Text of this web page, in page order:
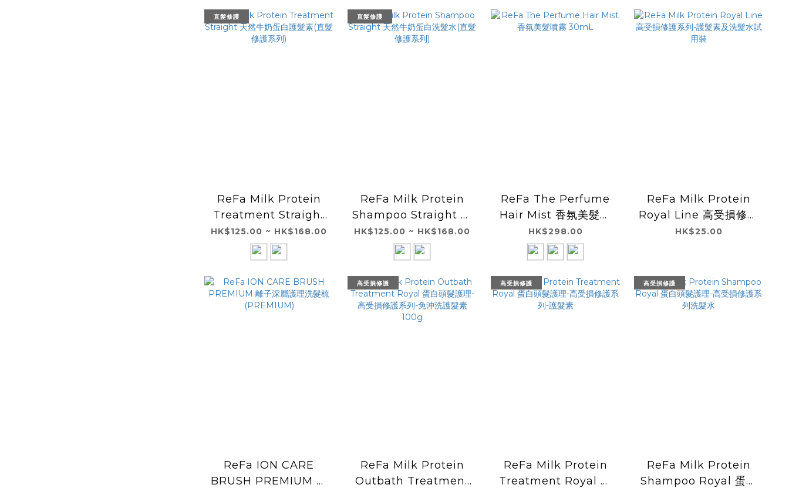
直髮修護
ReFa Milk Protein
Treatment Straight
天然牛奶蛋白護髮素(直
髮修護系列)
HK$125.00 ~ HK$168.00
直髮修護
ReFa Milk Protein
Shampoo Straight 天
然牛奶蛋白洗髮水(直髮
修護系列)
HK$125.00 ~ HK$168.00
ReFa The Perfume
Hair Mist 香氛美髮噴
霧 30mL
HK$298.00
ReFa Milk Protein
Royal Line 高受損修護
系列-護髮素及洗髮水試
HK$25.00
ReFa ION CARE
BRUSH PREMIUM 離
高受損修護
ReFa Milk Protein
Outbath Treatment
高受損修護
ReFa Milk Protein
Treatment Royal 蛋
高受損修護
ReFa Milk Protein
Shampoo Royal 蛋白